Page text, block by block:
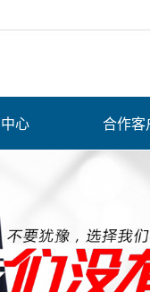
心
闻
闻
问题
合作客